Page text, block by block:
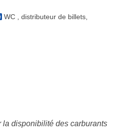
WC distributeur de billets
disponibilité des carburants